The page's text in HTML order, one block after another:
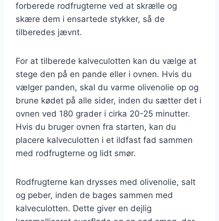
forberede rodfrugterne ved at skrælle og
skære dem i ensartede stykker, så de
tilberedes jævnt.
For at tilberede kalveculotten kan du vælge at
stege den på en pande eller i ovnen. Hvis du
vælger panden, skal du varme olivenolie op og
brune kødet på alle sider, inden du sætter det i
ovnen ved 180 grader i cirka 20-25 minutter.
Hvis du bruger ovnen fra starten, kan du
placere kalveculotten i et ildfast fad sammen
med rodfrugterne og lidt smør.
Rodfrugterne kan drysses med olivenolie, salt
og peber, inden de bages sammen med
kalveculotten. Dette giver en dejlig